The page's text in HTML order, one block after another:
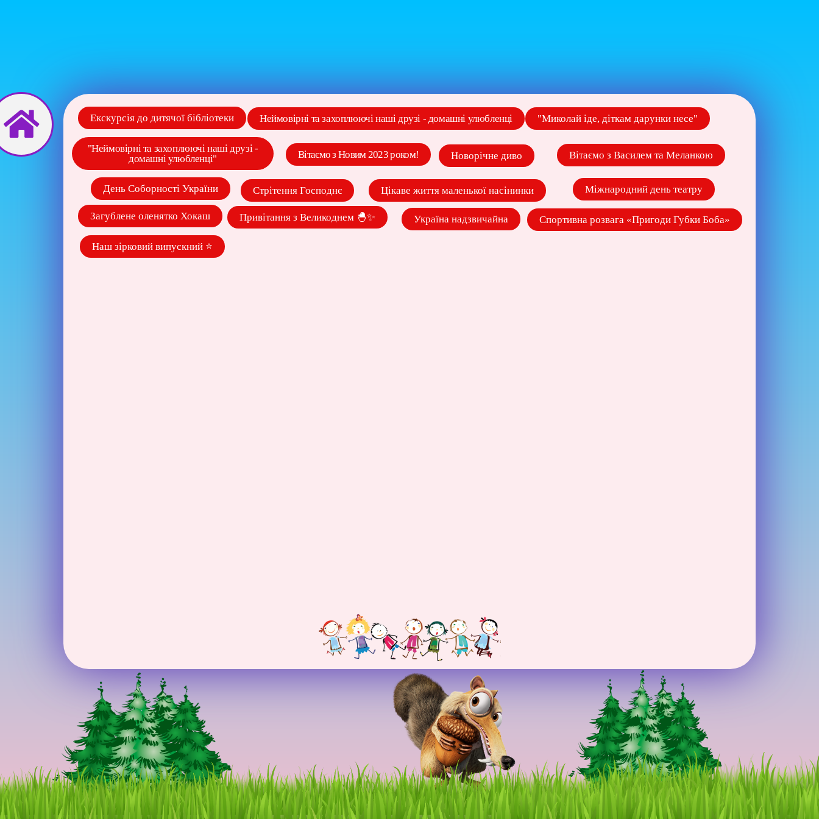
Неймовірні та захоплюючі наші друзі - домашні улюбленці
Екскурсія до дитячої бібліотеки
Вітаємо з Новим 2023 роком!
"Миколай іде, діткам дарунки несе"
Новорічне диво Вітаємо з Василем та Меланкою
"Неймовірні та захоплюючі наші друзі -
домашні улюбленці"
День Соборності України Міжнародний день театру
Загублене оленятко Хокаш
Наш зірковий випускний ⭐️
Україна надзвичайна
Привітання з Великоднем 🐣✨ Спортивна розвага «Пригоди Губки Боба»
Цікаве життя маленької насінинки
Стрітення Господнє